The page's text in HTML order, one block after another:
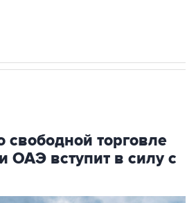
свободной торговле
вступит в силу с